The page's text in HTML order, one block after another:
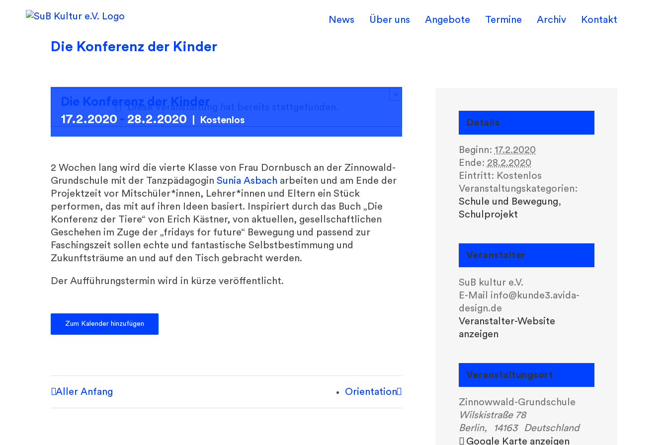
News Über uns Angebote Termine Archiv Kontakt
Die Konferenz der Kinder
Diese Veranstaltung hat bereits stattgefunden.
Die Konferenz der Kinder
17.2.2020 - 28.2.2020 Kostenlos
2 Wochen lang wird die vierte Klasse von Frau Dornbusch an der Zinnowald-
Grundschule mit der Tanzpädagogin Sunia Asbach arbeiten und am Ende der
Projektzeit vor Mitschüler*innen, Lehrer*innen und Eltern ein Stück
performen, das mit auf ihren Ideen basiert. Inspiriert durch das Buch „Die
Konferenz der Tiere“ von Erich Kästner, von aktuellen, gesellschaftlichen
Geschehen im Zuge der „fridays for future“ Bewegung und passend zur
Faschingszeit sollen echte und fantastische Selbstbestimmung und
Zukunftsträume an und auf den Tisch gebracht werden.
Der Aufführungstermin wird in kürze veröffentlicht.
Zum Kalender hinzufügen
Aller Anfang Orientation
Details
Beginn: 17.2.2020
Ende: 28.2.2020
Eintritt: Kostenlos
Veranstaltungskategorien:
Schule und Bewegung,
Schulprojekt
Veranstalter
SuB kultur e.V.
E-Mail info@kunde3.avida-
design.de
Veranstalter-Website
anzeigen
Veranstaltungsort
Zinnowwald-Grundschule
Wilskistraße 78
Berlin, 14163
Deutschland
Google Karte anzeigen